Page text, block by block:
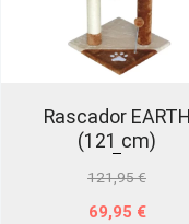
Rascador EARTH
(121 cm)
121,95€
69,95 €